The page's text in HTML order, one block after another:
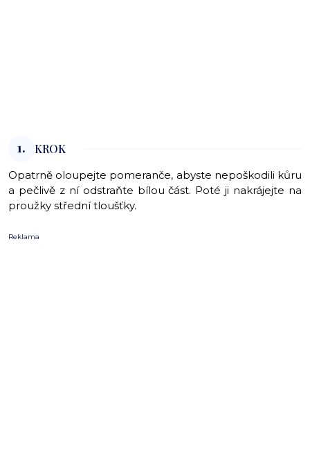
1. KROK
Opatrně oloupejte pomeranče, abyste nepoškodili kůru
a pečlivě z ní odstraňte bílou část. Poté ji nakrájejte na
proužky střední tloušťky.
Reklama